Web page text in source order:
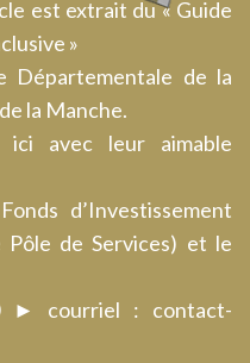
est extrait du « Guide
»
Départementale de la
la Manche.
avec leur aimable
d’Investissement
de Services) et le
courriel : contact-